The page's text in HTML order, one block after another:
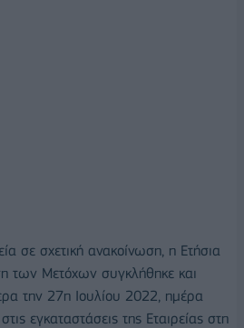
σε σχετική ανακοίνωση, η Ετήσια
των Μετόχων συγκλήθηκε και
την 27η Ιουλίου 2022, ημέρα
εγκαταστάσεις της Εταιρείας στη